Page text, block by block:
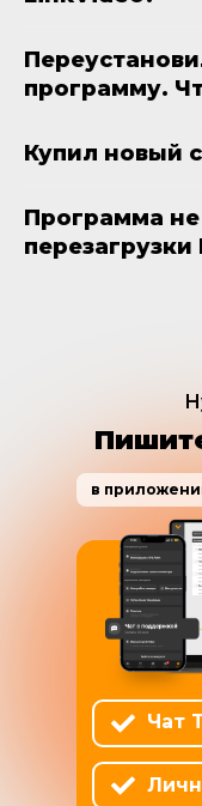
программу.
Купил новый
Программа не
перезагрузки
в
Чат